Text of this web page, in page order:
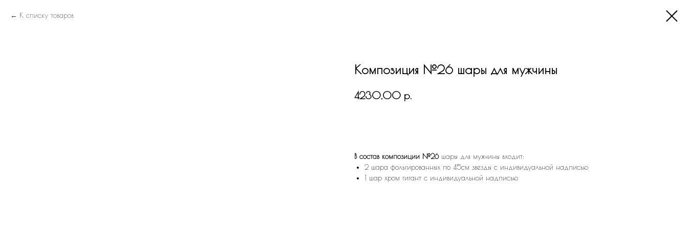
К списку товаров
Композиция №26 шары для мужчины
4230,00 р.
В состав композиции №26 шары для мужчины входит:
2 шара фольгированных по 45см звезды с индивидуальной надписью
1 шар хром гигант с индивидуальной надписью